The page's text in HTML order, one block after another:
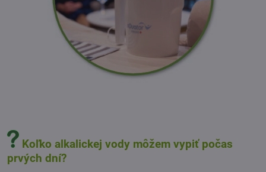
Koľko alkalickej vody môžem vypiť počas
prvých dní?